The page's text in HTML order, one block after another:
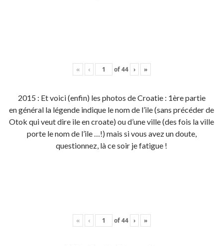
« ‹ of44 › »
2015 : Et voici (enfin) les photos de Croatie : 1ère partie
en général la légende indique le nom de l’ile (sans précéder de
Otok qui veut dire ile en croate) ou d’une ville (des fois la ville
porte le nom de l’ile …!) mais si vous avez un doute,
questionnez, là ce soir je fatigue !
« ‹ of44 › »